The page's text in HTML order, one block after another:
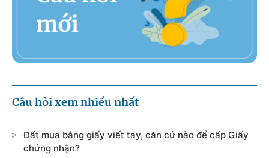
Câu hỏi xem nhiều nhất
Đất mua bằng giấy viết tay, căn cứ nào để cấp Giấy
chứng nhận?